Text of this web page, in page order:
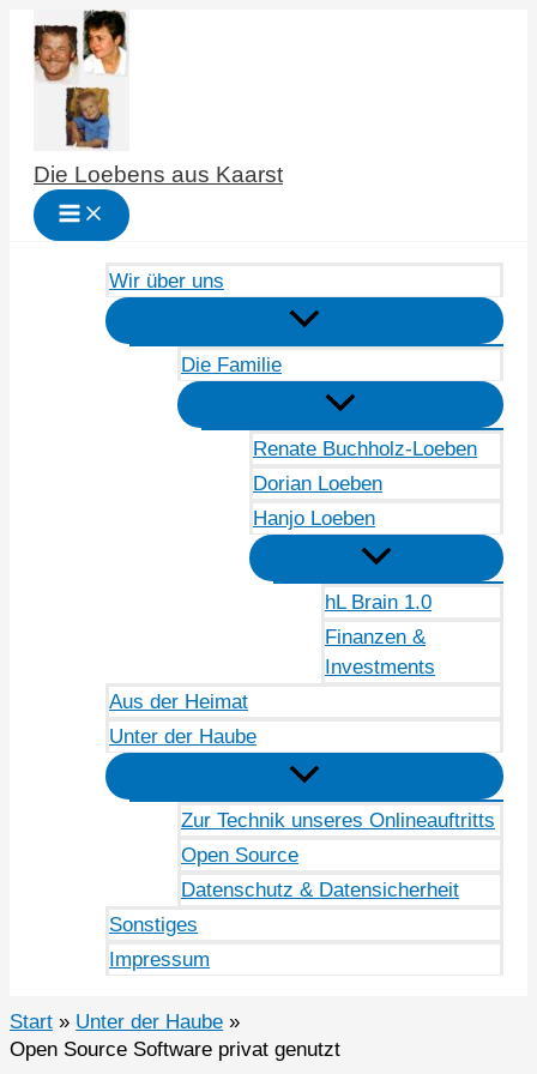
Zum
Inhalt
springen
Die Loebens aus Kaarst
Wir über uns
Die Familie
Renate Buchholz-Loeben
Dorian Loeben
Hanjo Loeben
hL Brain 1.0
Finanzen &
Investments
Aus der Heimat
Unter der Haube
Zur Technik unseres Onlineauftritts
Open Source
Datenschutz & Datensicherheit
Sonstiges
Impressum
Start
Unter der Haube
Open Source Software privat genutzt